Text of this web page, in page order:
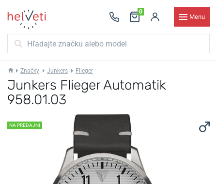
0
Menu
Značky Junkers Flieger
Junkers Flieger Automatik
958.01.03
NA PREDAJNI